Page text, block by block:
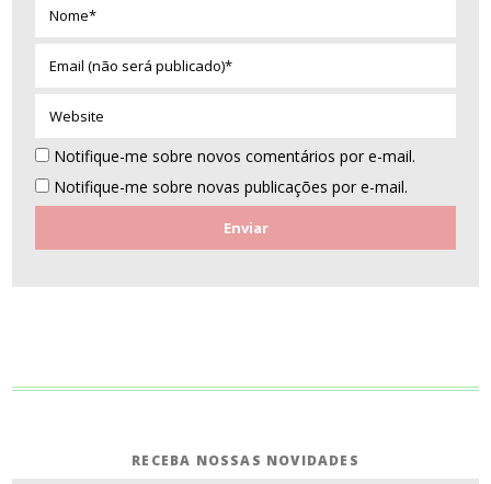
publicado)*
Notifique-me sobre novos comentários por e-mail.
Notifique-me sobre novas publicações por e-mail.
RECEBA NOSSAS NOVIDADES